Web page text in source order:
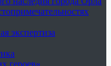
экспертиза
героев»